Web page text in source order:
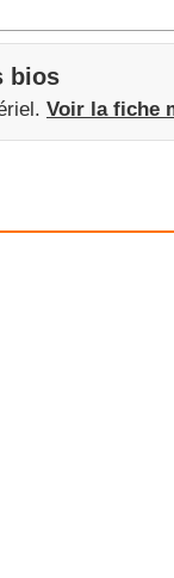
bios
Voir la fiche